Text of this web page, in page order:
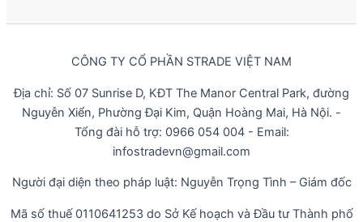
CÔNG TY CỔ PHẦN STRADE VIỆT NAM
Địa chỉ: Số 07 Sunrise D, KĐT The Manor Central Park, đường
Nguyễn Xiển, Phường Đại Kim, Quận Hoàng Mai, Hà Nội. -
Tổng đài hỗ trợ: 0966 054 004 - Email:
infostradevn@gmail.com
Người đại diện theo pháp luật: Nguyễn Trọng Tình – Giám đốc
Mã số thuế 0110641253 do Sở Kế hoạch và Đầu tư Thành phố